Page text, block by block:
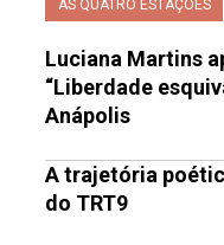
AS QUATRO ESTAÇÕES
Luciana Martins
“Liberdade
Anápolis
A trajetória
do TRT9